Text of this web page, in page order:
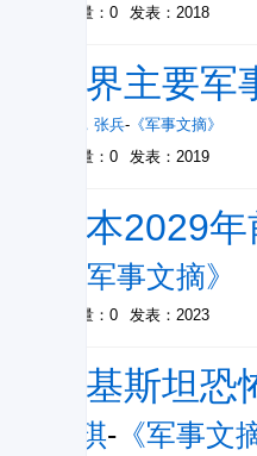
被引量：0 发表：2018
世界主要
， 张兵- 《军事文摘》
被引量：0
发表：2019
日本2029
《军事文摘》
被引量：0 发表：2023
巴基斯坦
温琪- 《军事文